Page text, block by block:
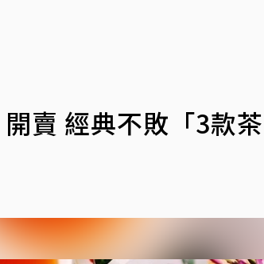
賣 經典不敗「3款茶